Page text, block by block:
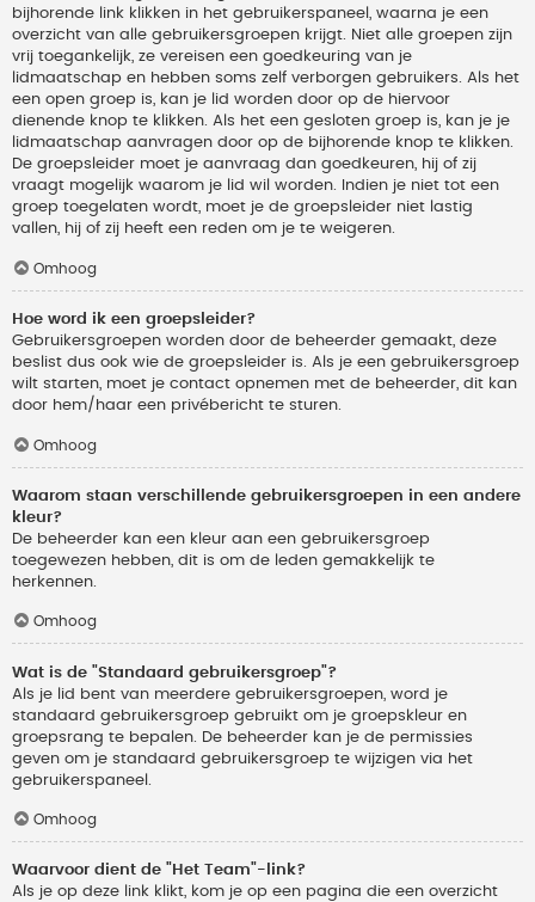
bijhorende link klikken in het gebruikerspaneel, waarna je een
overzicht van alle gebruikersgroepen krijgt. Niet alle groepen zijn
vrij toegankelijk, ze vereisen een goedkeuring van je
lidmaatschap en hebben soms zelf verborgen gebruikers. Als het
een open groep is, kan je lid worden door op de hiervoor
dienende knop te klikken. Als het een gesloten groep is, kan je je
lidmaatschap aanvragen door op de bijhorende knop te klikken.
De groepsleider moet je aanvraag dan goedkeuren, hij of zij
vraagt mogelijk waarom je lid wil worden. Indien je niet tot een
groep toegelaten wordt, moet je de groepsleider niet lastig
vallen, hij of zij heeft een reden om je te weigeren.
Omhoog
Hoe word ik een groepsleider?
Gebruikersgroepen worden door de beheerder gemaakt, deze
beslist dus ook wie de groepsleider is. Als je een gebruikersgroep
wilt starten, moet je contact opnemen met de beheerder, dit kan
door hem/haar een privébericht te sturen.
Omhoog
Waarom staan verschillende gebruikersgroepen in een andere
kleur?
De beheerder kan een kleur aan een gebruikersgroep
toegewezen hebben, dit is om de leden gemakkelijk te
herkennen.
Omhoog
Wat is de "Standaard gebruikersgroep"?
Als je lid bent van meerdere gebruikersgroepen, word je
standaard gebruikersgroep gebruikt om je groepskleur en
groepsrang te bepalen. De beheerder kan je de permissies
geven om je standaard gebruikersgroep te wijzigen via het
gebruikerspaneel.
Omhoog
Waarvoor dient de "Het Team"-link?
Als je op deze link klikt, kom je op een pagina die een overzicht